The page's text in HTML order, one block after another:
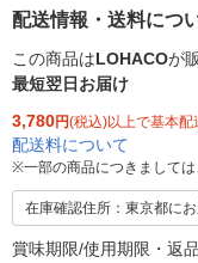
配送情報・送料につ
この商品はLOHACOが
最短翌日お届け
3,780円(税込)以上で基本配
配送料について
※一部の商品につきまして
在庫確認住所：東京都に
賞味期限/使用期限・返